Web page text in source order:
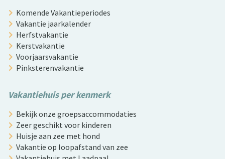
Komende Vakantieperiodes
Vakantie jaarkalender
Herfstvakantie
Kerstvakantie
Voorjaarsvakantie
Pinksterenvakantie
Vakantiehuis per kenmerk
Bekijk onze groepsaccommodaties
Zeer geschikt voor kinderen
Huisje aan zee met hond
Vakantie op loopafstand van zee